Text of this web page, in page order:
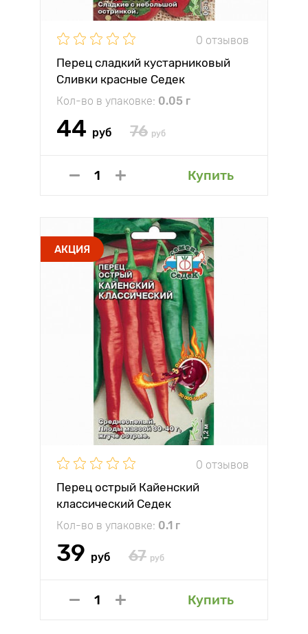
0 отзывов
Перец сладкий кустарниковый
Сливки красные Седек
Кол-во в упаковке: 0.05 г
44 руб 76 руб
Купить
АКЦИЯ
0 отзывов
Перец острый Кайенский
классический Седек
Кол-во в упаковке: 0.1 г
39 руб 67 руб
Купить